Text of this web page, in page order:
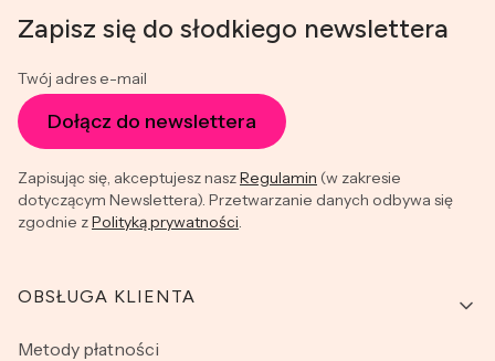
Zapisz się do słodkiego newslettera
Twój adres e-mail
Dołącz do newslettera
Zapisując się, akceptujesz naszRegulamin (w zakresie
dotyczącym Newslettera). Przetwarzanie danych odbywa się
zgodnie zPolityką prywatności.
Linki w stopce
OBSŁUGA KLIENTA
Metody płatności